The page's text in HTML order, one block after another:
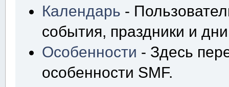
Календарь -
события, праздники и
Особенности - Здесь
особенности SMF.